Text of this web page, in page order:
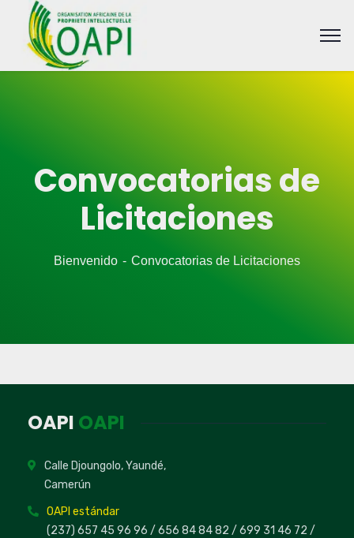
Convocatorias de
Licitaciones
Bienvenido Convocatorias de Licitaciones
OAPI OAPI
Calle Djoungolo, Yaundé,
Camerún
OAPI estándar
(237) 657 45 96 96 / 656 84 84 82 / 699 31 46 72 /